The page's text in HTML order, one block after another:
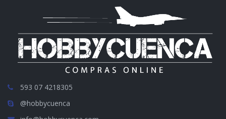
593 07 4218305
@hobbycuenca